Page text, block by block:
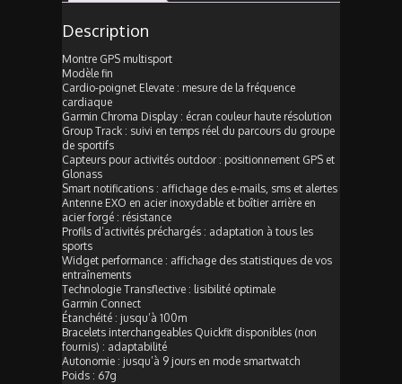
Description
Montre GPS multisport
Modèle fin
Cardio-poignet Elevate : mesure de la fréquence
cardiaque
Garmin Chroma Display : écran couleur haute résolution
Group Track : suivi en temps réel du parcours du groupe
de sportifs
Capteurs pour activités outdoor : positionnement GPS et
Glonass
Smart notifications : affichage des e-mails, sms et alertes
Antenne EXO en acier inoxydable et boîtier arrière en
acier forgé : résistance
Profils d’activités préchargés : adaptation à tous les
sports
Widget performance : affichage des statistiques de vos
entraînements
Technologie Transflective : lisibilité optimale
Garmin Connect
Étanchéité : jusqu’à 100m
Bracelets interchangeables Quickfit disponibles (non
fournis) : adaptabilité
Autonomie : jusqu’à 9 jours en mode smartwatch
Poids : 67g